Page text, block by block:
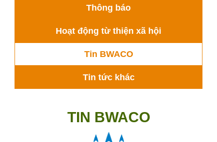
Thông báo
Hoạt động từ thiện xã hội
Tin BWACO
Tin tức khác
TIN BWACO